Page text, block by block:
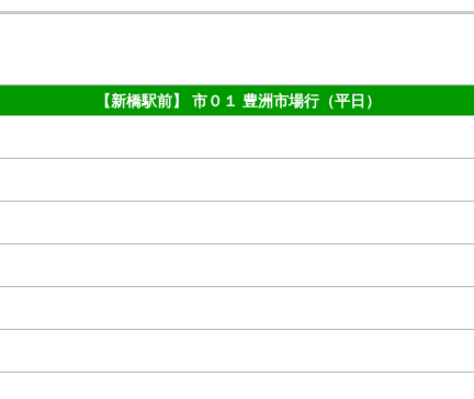
【新橋駅前】 市０１ 豊洲市場行（平日）